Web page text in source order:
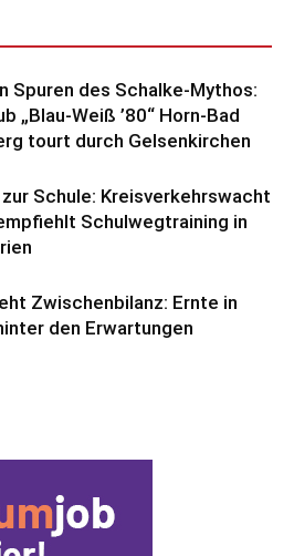
Spuren des Schalke-Mythos:
„Blau-Weiß ’80“ Horn-Bad
tourt durch Gelsenkirchen
Schule: Kreisverkehrswacht
Schulwegtraining in
Zwischenbilanz: Ernte in
den Erwartungen